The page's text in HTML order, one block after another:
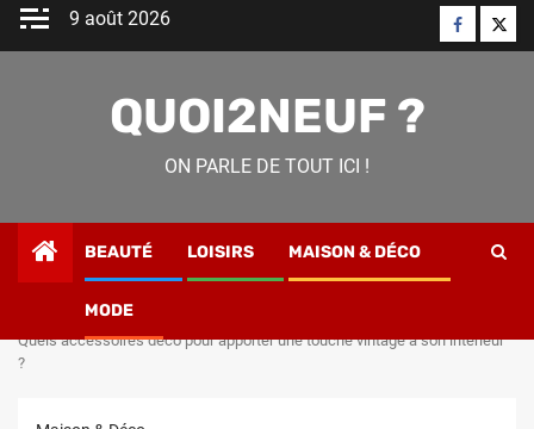
Skip
9 août 2026 Facebook
QUOI2NEUF ?
ON PARLE DE TOUT ICI !
BEAUTÉ LOISIRS MAISON & DÉCO
MODE
Maison & Déco
Quels accessoires déco pour apporter une touche vintage à son intérieur
?